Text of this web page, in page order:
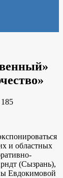
185
и областных
(Сызрань),
Евдокимовой